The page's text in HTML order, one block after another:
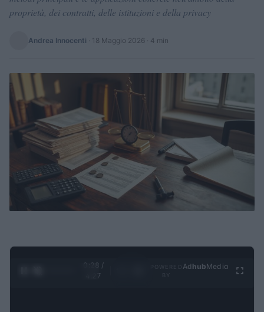
proprietà, dei contratti, delle istituzioni e della privacy
Andrea Innocenti · 18 Maggio 2026 · 4 min
0:29 /
4:27
Ad hubMedia